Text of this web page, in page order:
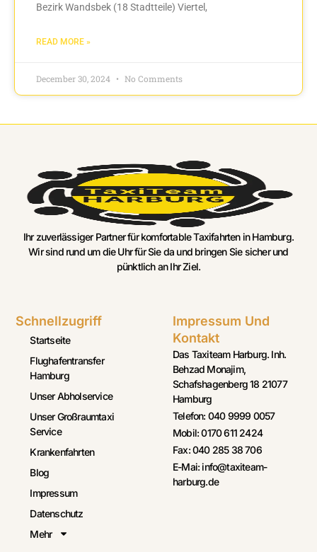
Bezirk Wandsbek (18 Stadtteile) Viertel,
READ MORE »
December 30, 2024 No Comments
Ihr zuverlässiger Partner für komfortable Taxifahrten in Hamburg.
Wir sind rund um die Uhr für Sie da und bringen Sie sicher und
pünktlich an Ihr Ziel.
Schnellzugriff
Startseite
Flughafentransfer
Hamburg
Unser Abholservice
Unser Großraumtaxi
Service
Krankenfahrten
Blog
Impressum
Datenschutz
Mehr
Impressum Und
Kontakt
Das Taxiteam Harburg. Inh.
Behzad Monajim,
Schafshagenberg 18 21077
Hamburg
Telefon: 040 9999 0057
Mobil: 0170 611 2424
Fax: 040 285 38 706
E-Mai: info@taxiteam-
harburg.de